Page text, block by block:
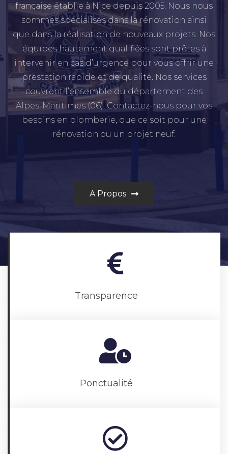
française établie à Nice depuis 2005. Nous nous
sommes spécialisés dans la rénovation ainsi
que dans la réalisation de nouveaux projets. Nos
équipes hautement qualifiées sont prêtes à
intervenir en cas d’urgence pour vous offrir une
prestation rapide et de qualité. Nos services
couvrent l’ensemble du département des
Alpes-Maritimes (06). Contactez-nous pour vos
besoins en plomberie, que ce soit pour une
rénovation ou un projet neuf.
A Propos
Transparence
Ponctualité